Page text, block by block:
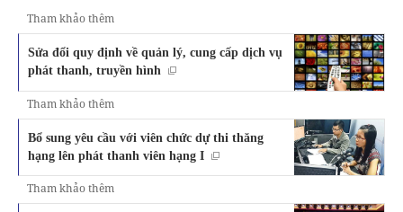
Tham khảo thêm
Sửa đổi quy định về quản lý, cung cấp dịch vụ
phát thanh, truyền hình
Tham khảo thêm
Bổ sung yêu cầu với viên chức dự thi thăng
hạng lên phát thanh viên hạng I
Tham khảo thêm